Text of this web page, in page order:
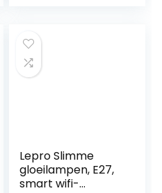
Lepro Slimme
gloeilampen, E27,
smart wifi-